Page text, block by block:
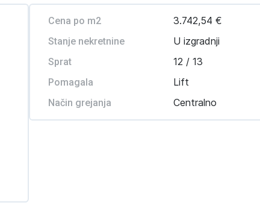
Cena po m2 3.742,54 €
Stanje nekretnine U izgradnji
Sprat 12 / 13
Pomagala Lift
Način grejanja Centralno